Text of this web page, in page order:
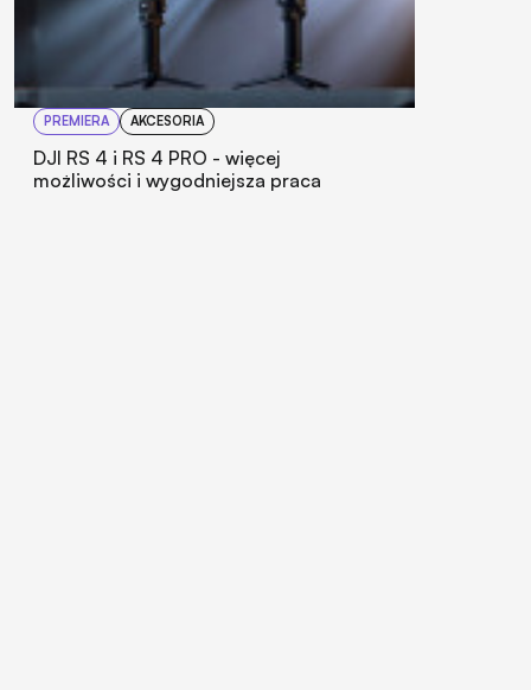
PREMIERA AKCESORIA
DJI RS 4 i RS 4 PRO - więcej
możliwości i wygodniejsza praca